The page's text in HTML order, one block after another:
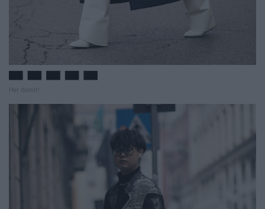
Her damit!